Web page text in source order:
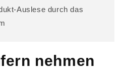
Auslese durch das
nehmen